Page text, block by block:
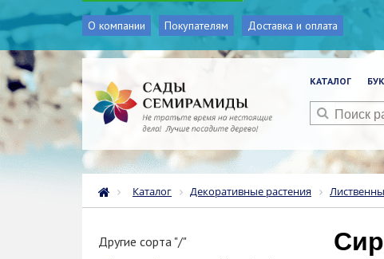
О компании Покупателям Доставка и оплата
КАТАЛОГ
Каталог Декоративные растения
Другие сорта "/"